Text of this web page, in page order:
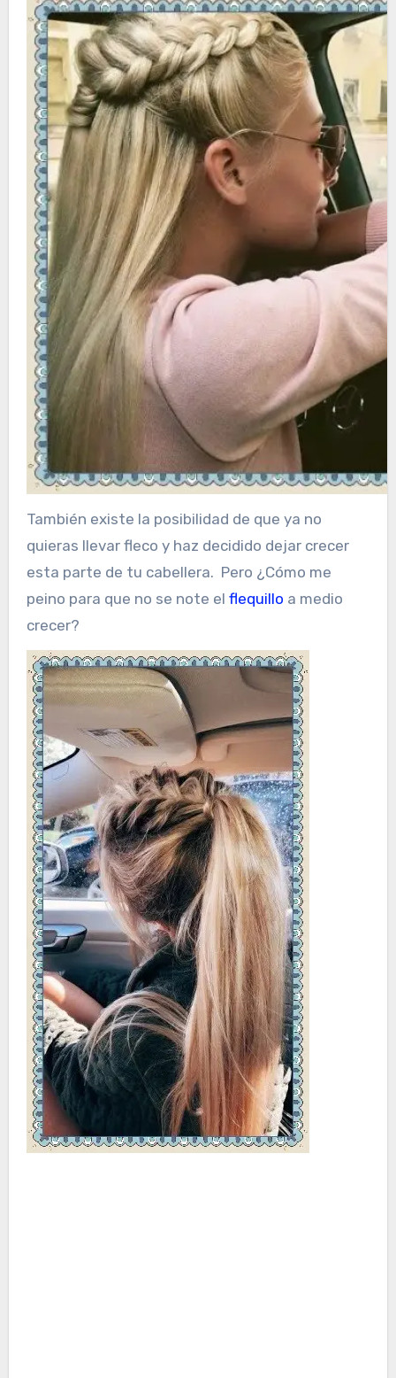
También existe la posibilidad de que ya no
quieras llevar fleco y haz decidido dejar crecer
esta parte de tu cabellera. Pero ¿Cómo me
peino para que no se note el flequillo a medio
crecer?